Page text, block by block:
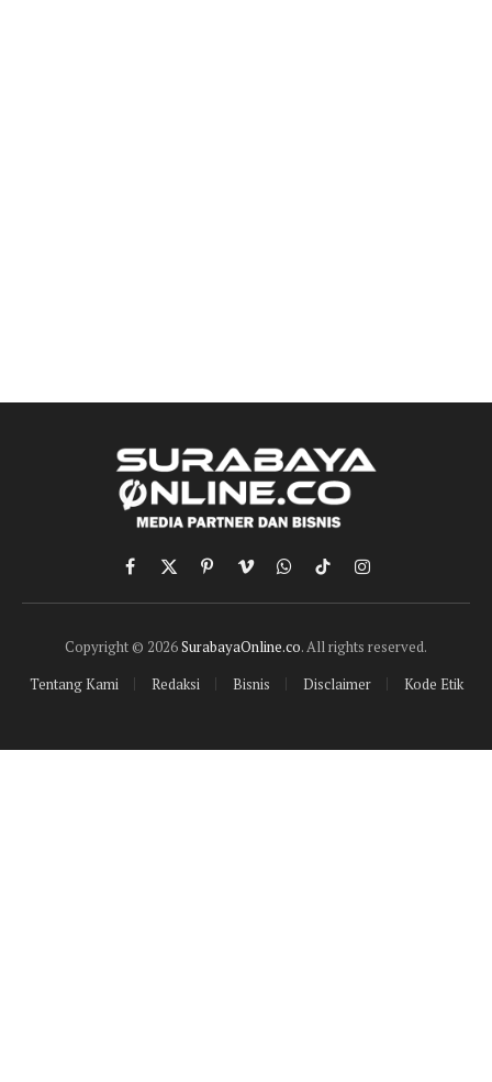
Facebook
X
(Twitter)
PinterestVimeoWhatsApp
TikTokInstagram
Copyright © 2026SurabayaOnline.co. All rights reserved.
Tentang Kami
Redaksi Bisnis Disclaimer Kode Etik